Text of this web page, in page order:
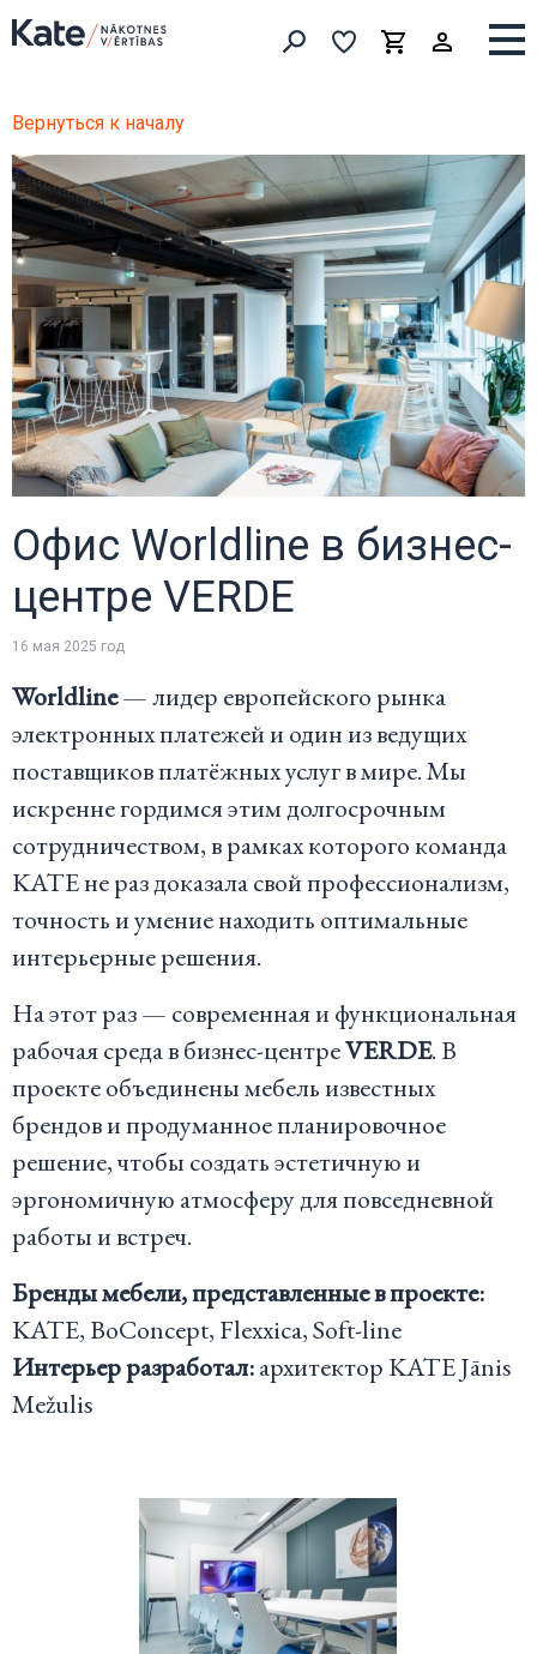
Искать товары
ВыборкаКорзинаВыборка
Вернуться к началу
Офис Worldline в бизнес-
центре VERDE
16 мая 2025 год
Worldline— лидер европейского рынка
электронных платежей и один из ведущих
поставщиков платёжных услуг в мире. Мы
искренне гордимся этим долгосрочным
сотрудничеством, в рамках которого команда
KATE не раз доказала свой профессионализм,
точность и умение находить оптимальные
интерьерные решения.
На этот раз — современная и функциональная
рабочая среда в бизнес-центреVERDE. В
проекте объединены мебель известных
брендов и продуманное планировочное
решение, чтобы создать эстетичную и
эргономичную атмосферу для повседневной
работы и встреч.
Бренды мебели, представленные в проекте:
KATE, BoConcept, Flexxica, Soft-line
Интерьер разработал:архитектор KATE Jānis
Mežulis